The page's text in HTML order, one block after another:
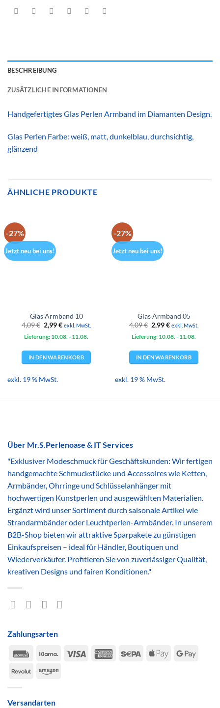
BESCHREIBUNG
ZUSÄTZLICHE INFORMATIONEN
Handgefertigtes Glas Perlen Armband im Diamanten Design.
Glas Perlen Farbe: weiß, matt, dunkelblau, durchsichtig,
glänzend
ÄHNLICHE PRODUKTE
-27%
Jetzt neu bei uns!
Glas Armband 10
4,09€ Ursprünglicher
Preis
war:
2,99€Aktueller
ist:
exkl. MwSt.
Lieferung: 10.08. - 11.08.
IN DEN WARENKORB
exkl. 19 % MwSt.
-27%
Jetzt neu bei uns!
Glas Armband 05
4,09€ Ursprünglicher
Preis
war:
2,99€Aktueller
ist:
exkl. MwSt.
Lieferung: 10.08. - 11.08.
IN DEN WARENKORB
exkl. 19 % MwSt.
Über Mr.S.Perlenoase & IT Services
"Exklusiver Modeschmuck für Geschäftskunden: Wir fertigen
handgemachte Schmuckstücke und Accessoires wie Ketten,
Armbänder, Ohrringe und Schlüsselanhänger mit
hochwertigen Kunstperlen und ausgewählten Materialien.
Ergänzt wird unser Sortiment durch saisonale Artikel wie
Strandarmbänder oder Leuchtperlen-Armbänder. In unserem
B2B-Shop bieten wir attraktive Sparpakete zu günstigen
Einkaufspreisen – ideal für Händler, Boutiquen und
Wiederverkäufer. Profitieren Sie von zuverlässiger Qualität,
kreativen Designs und fairen Konditionen."
Zahlungsarten
Rechung
Klarna Visa
American Sepa
Apple
Google
RevolutAmazon
Versandarten